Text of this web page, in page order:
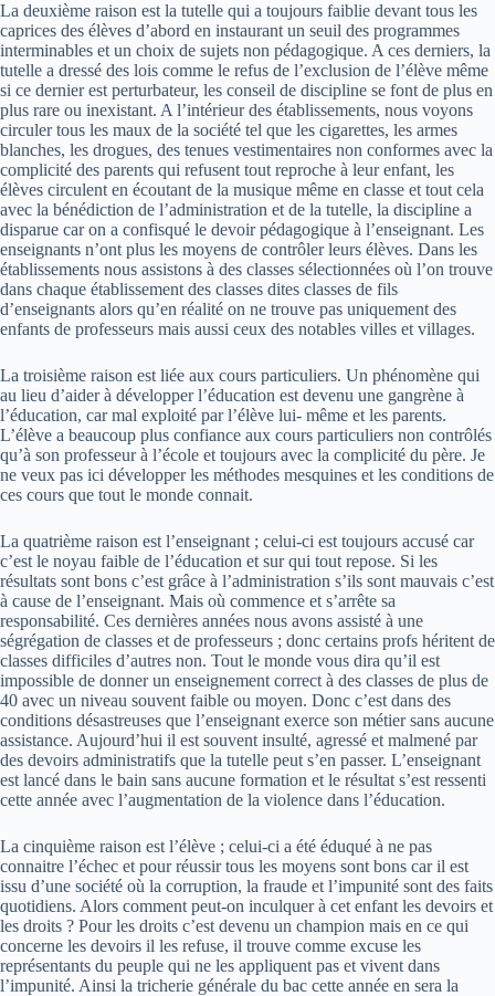
La deuxième raison est la tutelle qui a toujours faiblie devant tous les
caprices des élèves d’abord en instaurant un seuil des programmes
interminables et un choix de sujets non pédagogique. A ces derniers, la
tutelle a dressé des lois comme le refus de l’exclusion de l’élève même
si ce dernier est perturbateur, les conseil de discipline se font de plus en
plus rare ou inexistant. A l’intérieur des établissements, nous voyons
circuler tous les maux de la société tel que les cigarettes, les armes
blanches, les drogues, des tenues vestimentaires non conformes avec la
complicité des parents qui refusent tout reproche à leur enfant, les
élèves circulent en écoutant de la musique même en classe et tout cela
avec la bénédiction de l’administration et de la tutelle, la discipline a
disparue car on a confisqué le devoir pédagogique à l’enseignant. Les
enseignants n’ont plus les moyens de contrôler leurs élèves. Dans les
établissements nous assistons à des classes sélectionnées où l’on trouve
dans chaque établissement des classes dites classes de fils
d’enseignants alors qu’en réalité on ne trouve pas uniquement des
enfants de professeurs mais aussi ceux des notables villes et villages.
La troisième raison est liée aux cours particuliers. Un phénomène qui
au lieu d’aider à développer l’éducation est devenu une gangrène à
l’éducation, car mal exploité par l’élève lui- même et les parents.
L’élève a beaucoup plus confiance aux cours particuliers non contrôlés
qu’à son professeur à l’école et toujours avec la complicité du père. Je
ne veux pas ici développer les méthodes mesquines et les conditions de
ces cours que tout le monde connait.
La quatrième raison est l’enseignant ; celui-ci est toujours accusé car
c’est le noyau faible de l’éducation et sur qui tout repose. Si les
résultats sont bons c’est grâce à l’administration s’ils sont mauvais c’est
à cause de l’enseignant. Mais où commence et s’arrête sa
responsabilité. Ces dernières années nous avons assisté à une
ségrégation de classes et de professeurs ; donc certains profs héritent de
classes difficiles d’autres non. Tout le monde vous dira qu’il est
impossible de donner un enseignement correct à des classes de plus de
40 avec un niveau souvent faible ou moyen. Donc c’est dans des
conditions désastreuses que l’enseignant exerce son métier sans aucune
assistance. Aujourd’hui il est souvent insulté, agressé et malmené par
des devoirs administratifs que la tutelle peut s’en passer. L’enseignant
est lancé dans le bain sans aucune formation et le résultat s’est ressenti
cette année avec l’augmentation de la violence dans l’éducation.
La cinquième raison est l’élève ; celui-ci a été éduqué à ne pas
connaitre l’échec et pour réussir tous les moyens sont bons car il est
issu d’une société où la corruption, la fraude et l’impunité sont des faits
quotidiens. Alors comment peut-on inculquer à cet enfant les devoirs et
les droits ? Pour les droits c’est devenu un champion mais en ce qui
concerne les devoirs il les refuse, il trouve comme excuse les
représentants du peuple qui ne les appliquent pas et vivent dans
l’impunité. Ainsi la tricherie générale du bac cette année en sera la